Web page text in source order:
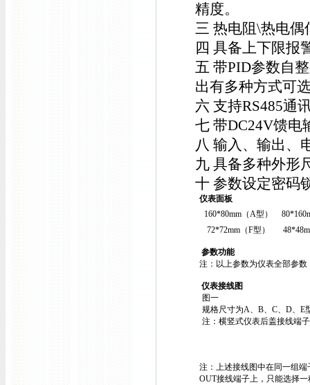
精度。
三 热电阻\热电
四 具备上下限报
五 带PID参数自
出有多种方式可
六 支持RS485通
七 带DC24V馈电
八 输入、输出、
九 具备多种外形
十 参数设定密码
仪表面板
160*80mm（A型）
72*72mm（F型）
参数功能
注：以上参数为仪表全部参
仪表接线图
图一
规格尺寸为A、B、C、D、E
注：横竖式仪表后盖接线端
注：上述接线图中在同一组
OUT接线端子上，只能选择